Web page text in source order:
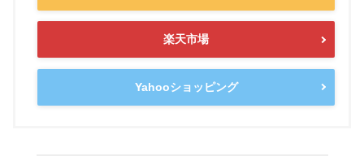
楽天市場
Yahooショッピング